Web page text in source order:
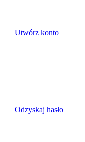
Utwórz konto
Odzyskaj hasło